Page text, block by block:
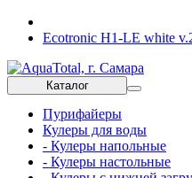
Ecotronic H1-LE white
Каталог
Пурифайеры
Кулеры для воды
- Кулеры напольные
- Кулеры настольные